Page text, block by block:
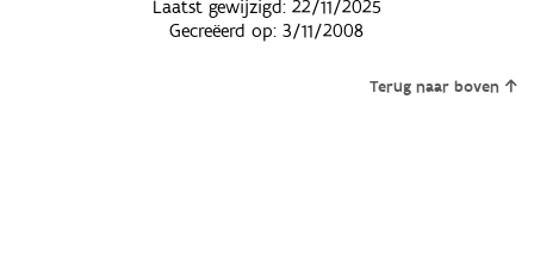
Laatst gewijzigd: 22/11/2025
Gecreëerd op:3/11/2008
Terug naar boven